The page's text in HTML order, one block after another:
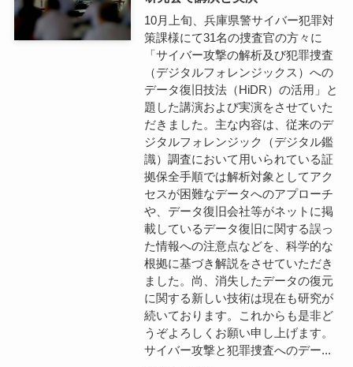
10月上旬、兵庫県警サイバー犯罪対
策課様にて31名の捜査官の方々に
「サイバー攻撃の解析及び犯罪捜査
（デジタルフォレンジックス）への
データ復旧技法（HiDR）の活用」と
題した講演および実演をさせていた
だきました。主な内容は、従来のデ
ジタルフォレンジック（デジタル鑑
識）調査において用いられている証
拠保全手順では解析対象としてアク
セスが困難なデータへのアプローチ
や、データ復旧会社等がネットに掲
載しているデータ復旧に関する誤っ
た情報への注意点などを、科学的な
根拠に基づき解説をさせていただき
ました。尚、消失したデータの復元
に関する新しい技術は現在も研究が
続いております。これからも是非ど
うぞよろしくお願い申し上げます。
サイバー攻撃と犯罪捜査へのデー...